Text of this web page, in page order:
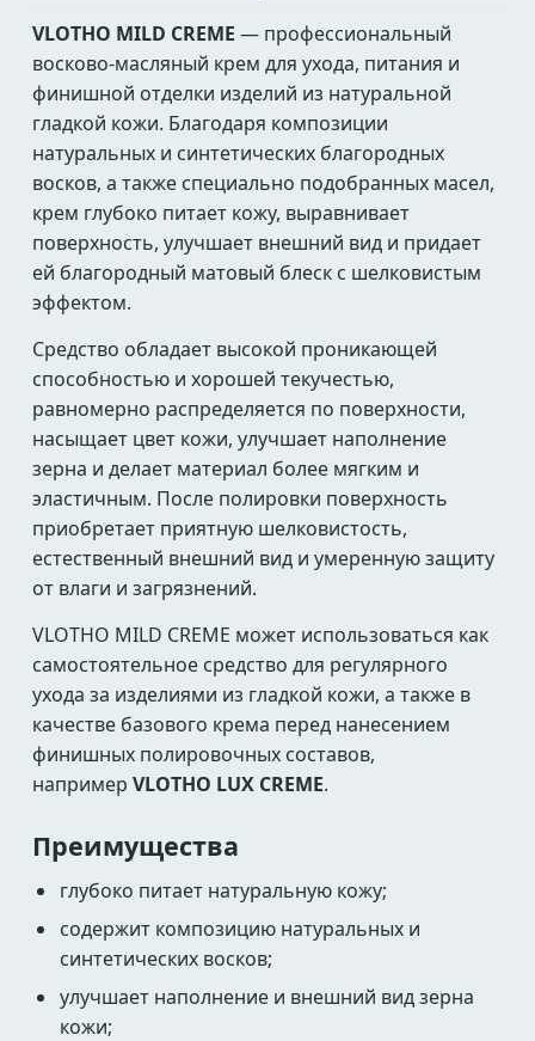
VLOTHO MILD CREME — профессиональный
восково-масляный крем для ухода, питания и
финишной отделки изделий из натуральной
гладкой кожи. Благодаря композиции
натуральных и синтетических благородных
восков, а также специально подобранных масел,
крем глубоко питает кожу, выравнивает
поверхность, улучшает внешний вид и придает
ей благородный матовый блеск с шелковистым
эффектом.
Средство обладает высокой проникающей
способностью и хорошей текучестью,
равномерно распределяется по поверхности,
насыщает цвет кожи, улучшает наполнение
зерна и делает материал более мягким и
эластичным. После полировки поверхность
приобретает приятную шелковистость,
естественный внешний вид и умеренную защиту
от влаги и загрязнений.
VLOTHO MILD CREME может использоваться как
самостоятельное средство для регулярного
ухода за изделиями из гладкой кожи, а также в
качестве базового крема перед нанесением
финишных полировочных составов,
например VLOTHO LUX CREME.
Преимущества
глубоко питает натуральную кожу;
содержит композицию натуральных и
синтетических восков;
улучшает наполнение и внешний вид зерна
кожи;